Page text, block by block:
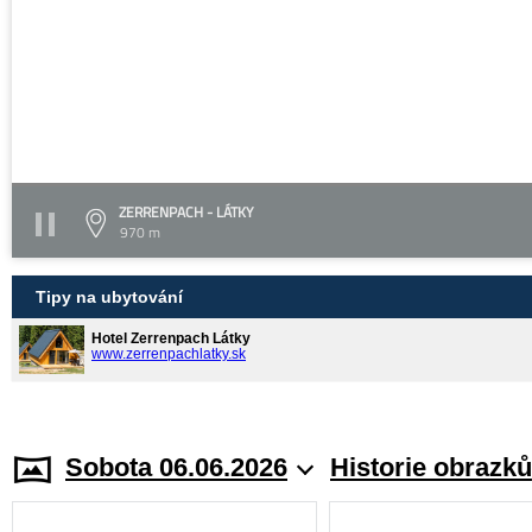
ZERRENPACH - LÁTKY
970 m
Tipy na ubytování
Hotel Zerrenpach Látky
www.zerrenpachlatky.sk
Sobota 06.06.2026 Historie obrazků